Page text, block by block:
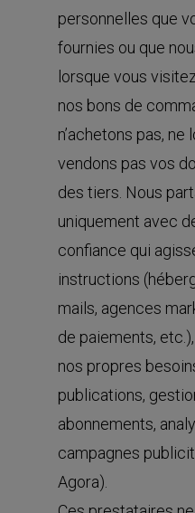
personnelles que
fournies ou que
lorsque vous
nos bons de
n’achetons pas, ne
vendons pas vos
des tiers. Nous
uniquement avec
confiance qui
instructions
mails, agences
de paiements,
nos propres
publications,
abonnements,
campagnes
Agora).